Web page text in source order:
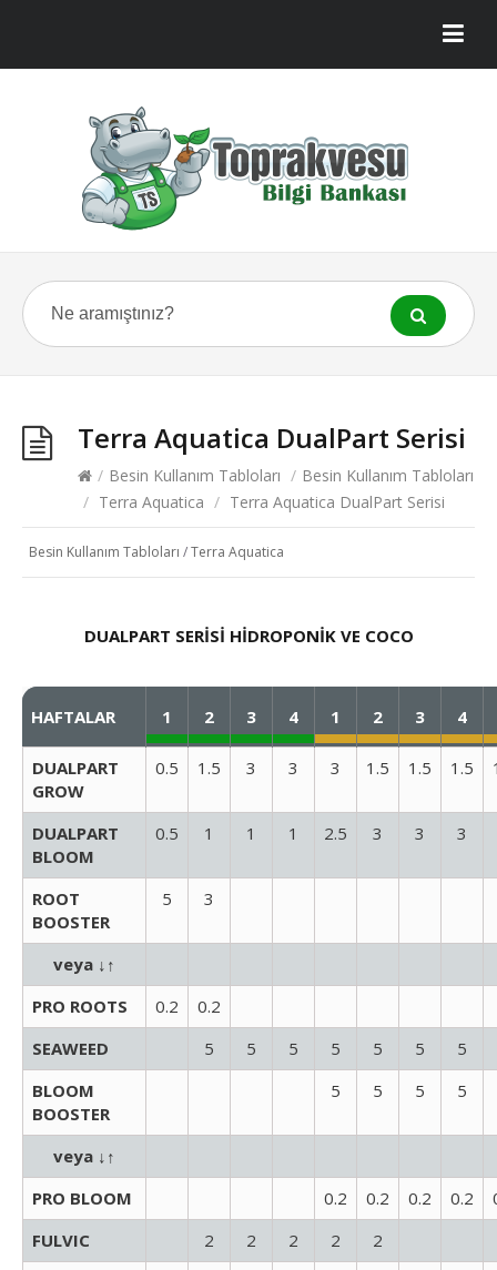
Terra Aquatica DualPart Serisi
/ Besin Kullanım Tabloları / Besin Kullanım Tabloları
/ Terra Aquatica / Terra Aquatica DualPart Serisi
Besin Kullanım Tabloları /Terra Aquatica
DUALPART SERİSİ HİDROPONİK VE COCO
HAFTALAR 1 2 3 4 1 2 3 4
DUALPART
GROW
0.5 1.5 3 3 3 1.5 1.5 1.5
DUALPART
BLOOM
0.5 1 1 1 2.5 3 3 3
ROOT
BOOSTER
5 3
veya ↓↑
PRO ROOTS
0.2
0.2
SEAWEED
5 5 5 5 5 5
5
BLOOM
BOOSTER
5 5 5 5
veya ↓↑
PRO BLOOM
0.2 0.2 0.2 0.2
FULVIC
2 2 2 2
2